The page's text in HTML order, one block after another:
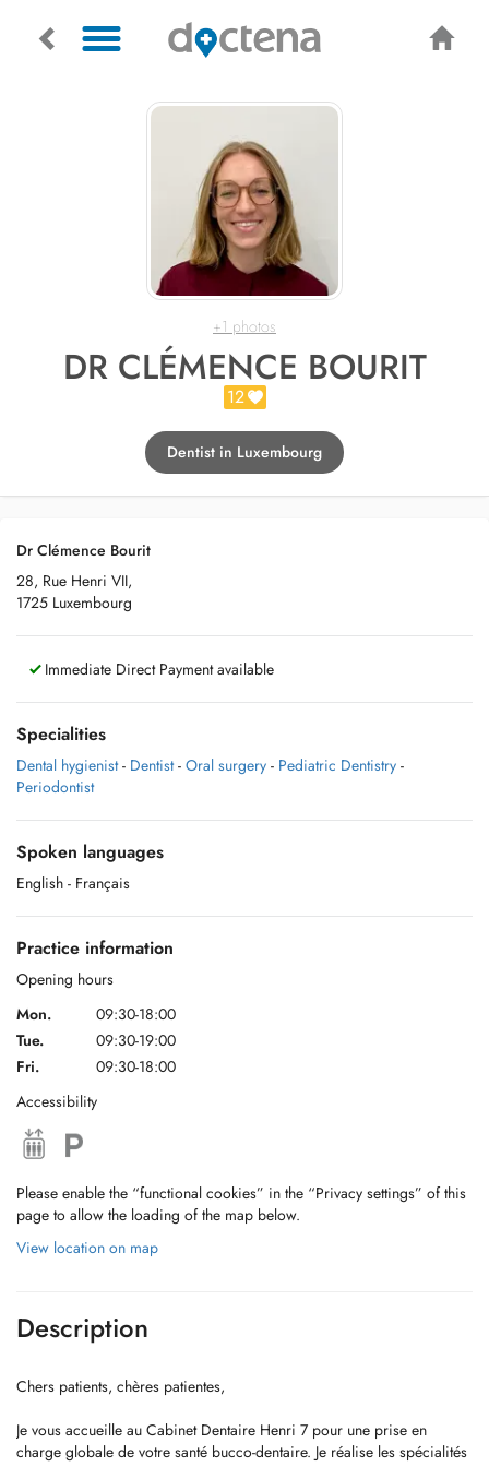
+1 photos
DR CLÉMENCE BOURIT
12
Dentist in Luxembourg
Dr Clémence Bourit
28, Rue Henri VII,
1725 Luxembourg
Immediate Direct Payment available
Specialities
Dental hygienist - Dentist - Oral surgery - Pediatric Dentistry -
Periodontist
Spoken languages
English - Français
Practice information
Opening hours
Mon.
09:30-18:00
Tue.
09:30-19:00
Fri.
09:30-18:00
Accessibility
Please enable the “functional cookies” in the “Privacy settings” of this
page to allow the loading of the map below.
View location on map
Description
Chers patients, chères patientes,
Je vous accueille au Cabinet Dentaire Henri 7 pour une prise en
charge globale de votre santé bucco-dentaire. Je réalise les spécialités